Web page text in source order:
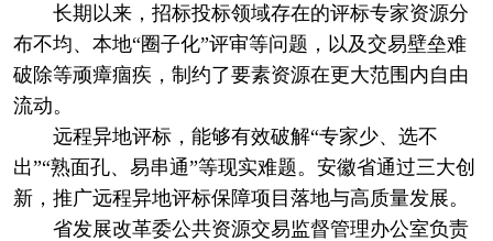
长期以来，招标投标领域存在的评标专家资源分
布不均、本地“圈子化”评审等问题，以及交易壁垒难
破除等顽瘴痼疾，制约了要素资源在更大范围内自由
流动。
远程异地评标，能够有效破解“专家少、选不
出”“熟面孔、易串通”等现实难题。安徽省通过三大创
新，推广远程异地评标保障项目落地与高质量发展。
省发展改革委公共资源交易监督管理办公室负责